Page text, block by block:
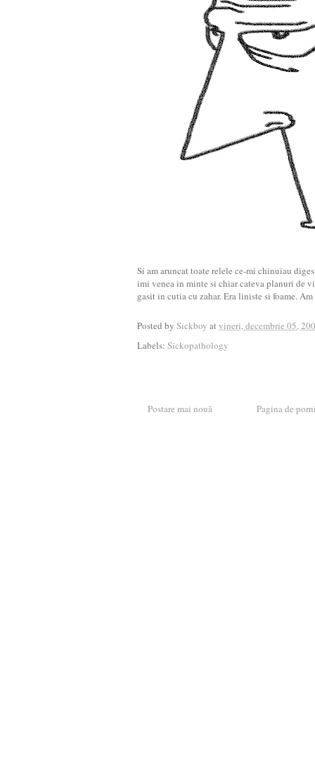
Si am aruncat toate relele ce-mi chinuiau
imi venea in minte si chiar cateva planuri de
gasit in cutia cu zahar. Era liniste si foame.
Posted by Sickboy atvineri, decembrie 05,
Labels: Sickopathology
Postare mai nouă Pagina de